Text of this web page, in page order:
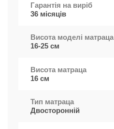
Гарантія на виріб
36 місяців
Висота моделі матраца
16-25 см
Висота матраца
16 см
Тип матраца
Двосторонній